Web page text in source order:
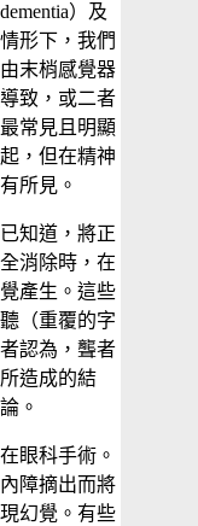
）及
形下，我們
末梢感覺器
致，或二者
常見且明顯
，但在精神
所見。
知道，將正
消除時，在
產生。這些
（重覆的字
認為，聾者
造成的結
。
眼科手術。
障摘出而將
幻覺。有些